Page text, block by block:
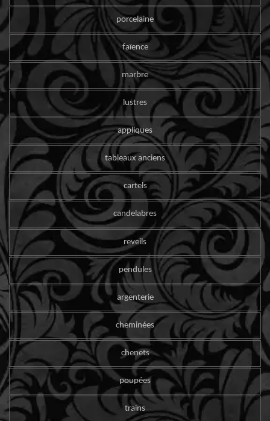
porcelaine
faïence
marbre
lustres
appliques
tableaux anciens
cartels
candelabres
reveils
pendules
argenterie
cheminées
chenets
poupées
trains